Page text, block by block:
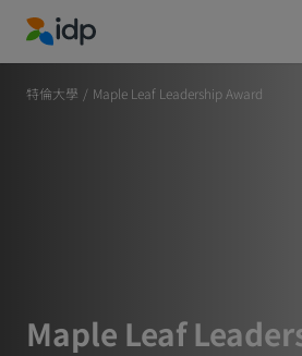
IDP Education
特倫大學 / Maple Leaf Leadership Award
Maple Leaf